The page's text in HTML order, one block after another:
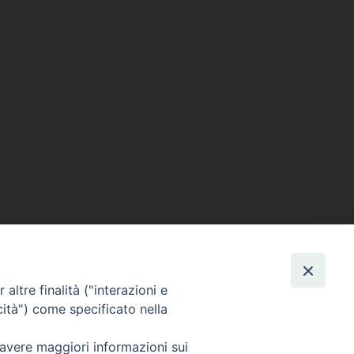
SEGUICI SU
altre finalità ("interazioni e
come specificato nella
maggiori informazioni sui